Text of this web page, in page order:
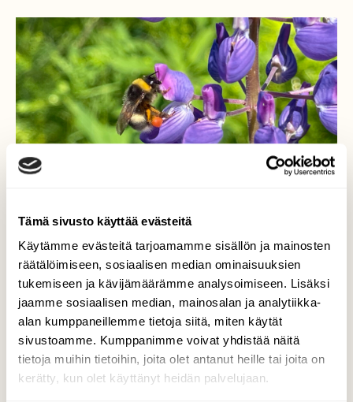
Tämä sivusto käyttää evästeitä
Käytämme evästeitä tarjoamamme sisällön ja mainosten
räätälöimiseen, sosiaalisen median ominaisuuksien
tukemiseen ja kävijämäärämme analysoimiseen. Lisäksi
jaamme sosiaalisen median, mainosalan ja analytiikka-
alan kumppaneillemme tietoja siitä, miten käytät
sivustoamme. Kumppanimme voivat yhdistää näitä
tietoja muihin tietoihin, joita olet antanut heille tai joita on
kerätty, kun olet käyttänyt heidän palvelujaan.
Kimalainen duunaa
Kimalainen keräämässä siitepölyä.
Valokuvaaja: Liisa Niiva-Korpela, Taipalsaari
2.7.2025